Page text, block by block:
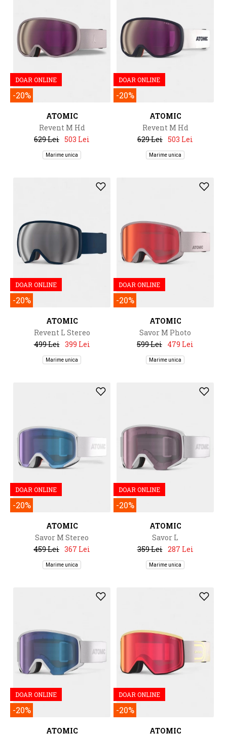
DOAR ONLINE
-20%
ATOMIC
Revent M Hd
629 Lei 503 Lei
Marime unica
DOAR ONLINE
-20%
ATOMIC
Revent M Hd
629 Lei 503 Lei
Marime unica
DOAR ONLINE
-20%
ATOMIC
Revent L Stereo
499 Lei 399 Lei
Marime unica
DOAR ONLINE
-20%
ATOMIC
Savor M Photo
599 Lei 479 Lei
Marime unica
DOAR ONLINE
-20%
ATOMIC
Savor M Stereo
459 Lei 367 Lei
Marime unica
DOAR ONLINE
-20%
ATOMIC
Savor L
359 Lei 287 Lei
Marime unica
DOAR ONLINE
-20%
ATOMIC
DOAR ONLINE
-20%
ATOMIC